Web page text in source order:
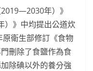
年）》
）》中均提出公道炊
衛生部修訂《食物
刪除了食鹽作為食
除碘以外的養分強